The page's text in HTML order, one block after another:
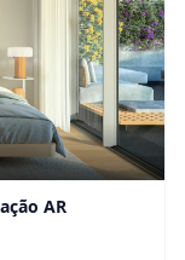
AR